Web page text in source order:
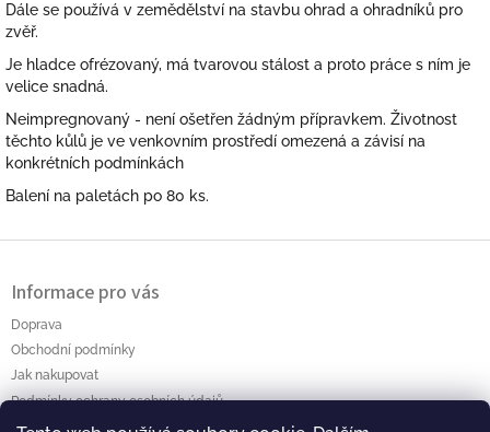
Dále se používá v zemědělství na stavbu ohrad a ohradníků pro
zvěř.
Je hladce ofrézovaný, má tvarovou stálost a proto práce s ním je
velice snadná.
Neimpregnovaný - není ošetřen žádným přípravkem. Životnost
těchto kůlů je ve venkovním prostředí omezená a závisí na
konkrétních podmínkách
Balení na paletách po 80 ks.
Informace pro vás
Doprava
Obchodní podmínky
Jak nakupovat
Podmínky ochrany osobních údajů